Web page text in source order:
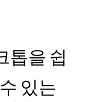
톱을 쉽
있는